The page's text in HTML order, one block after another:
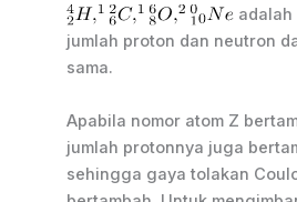
jumlah proton dan neutron
sama.
Apabila nomor atom Z
jumlah protonnya juga
sehingga gaya tolakan